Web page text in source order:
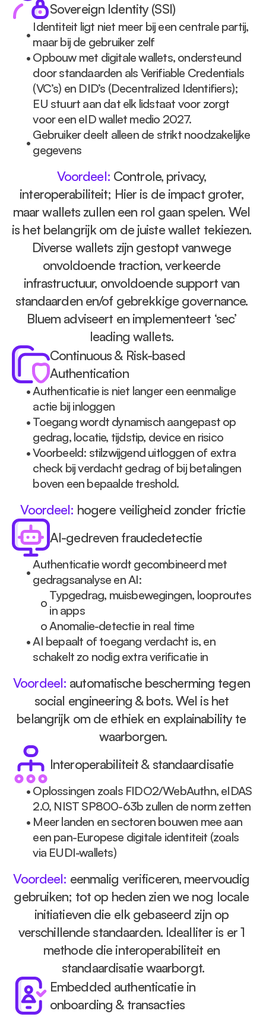
Sovereign Identity (SSI)
•
Identiteit ligt niet meer bij een centrale partij,
maar bij de gebruiker zelf
• Opbouw met digitale wallets, ondersteund
door standaarden als Verifiable Credentials
(VC’s) en DID’s (Decentralized Identifiers);
EU stuurt aan dat elk lidstaat voor zorgt
voor een eID wallet medio 2027.
•
Gebruiker deelt alleen de strikt noodzakelijke
gegevens
Voordeel: Controle, privacy,
interoperabiliteit; Hier is de impact groter,
maar wallets zullen een rol gaan spelen. Wel
is het belangrijk om de juiste wallet tekiezen.
Diverse wallets zijn gestopt vanwege
onvoldoende traction, verkeerde
infrastructuur, onvoldoende support van
standaarden en/of gebrekkige governance.
Bluem adviseert en implementeert ‘sec’
leading wallets.
Continuous & Risk-based
Authentication
• Authenticatie is niet langer een eenmalige
actie bij inloggen
• Toegang wordt dynamisch aangepast op
gedrag, locatie, tijdstip, device en risico
• Voorbeeld: stilzwijgend uitloggen of extra
check bij verdacht gedrag of bij betalingen
boven een bepaalde treshold.
Voordeel: hogere veiligheid zonder frictie
AI-gedreven fraudedetectie
•
Authenticatie wordt gecombineerd met
gedragsanalyse en AI:
o
Typgedrag, muisbewegingen, looproutes
in apps
o Anomalie-detectie in real time
• AI bepaalt of toegang verdacht is, en
schakelt zo nodig extra verificatie in
Voordeel: automatische bescherming tegen
social engineering & bots. Wel is het
belangrijk om de ethiek en explainability te
waarborgen.
Interoperabiliteit & standaardisatie
• Oplossingen zoals FIDO2/WebAuthn, eIDAS
2.0, NIST SP800-63b zullen de norm zetten
• Meer landen en sectoren bouwen mee aan
een pan-Europese digitale identiteit (zoals
via EUDI-wallets)
Voordeel: eenmalig verificeren, meervoudig
gebruiken; tot op heden zien we nog locale
initiatieven die elk gebaseerd zijn op
verschillende standaarden. Idealliter is er 1
methode die interoperabiliteit en
standaardisatie waarborgt.
Embedded authenticatie in
onboarding & transacties